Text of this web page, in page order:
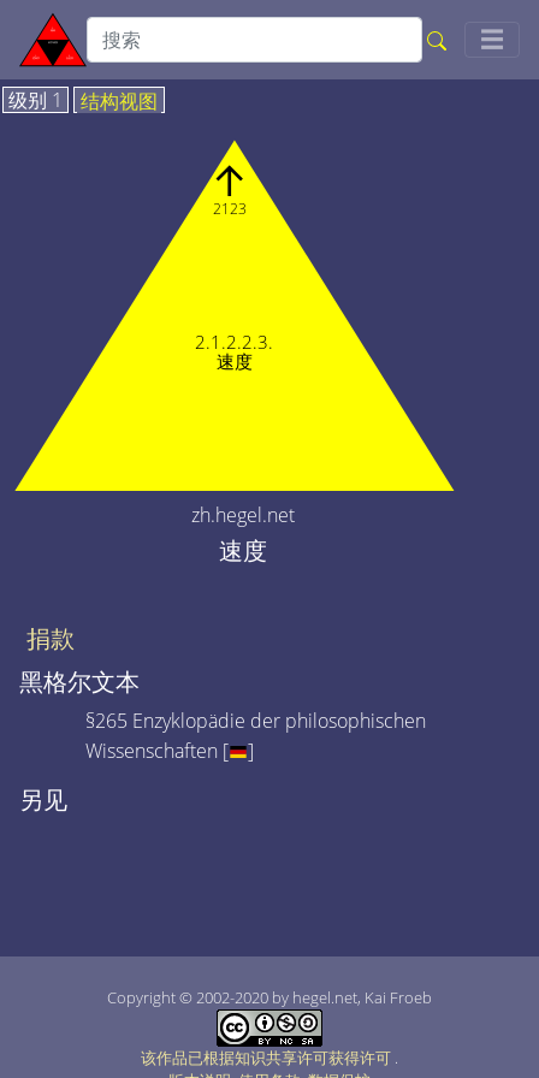
☰
级别 1 结构视图
2.1.2.2.3.
速度
↑
2123
zh.hegel.net
速度
捐款
黑格尔文本
§265 Enzyklopädie der philosophischen
Wissenschaften [
]
另见
Copyright © 2002-2020 by hegel.net, Kai Froeb
该作品已根据知识共享许可获得许可 .